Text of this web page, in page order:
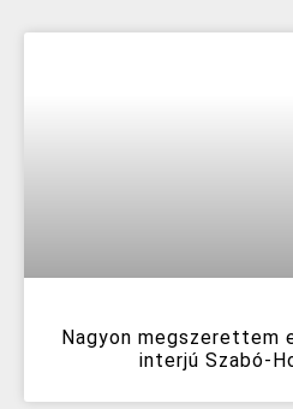
Nagyon megszerettem
interjú Szabó-